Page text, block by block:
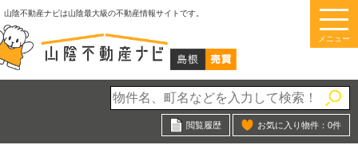
このページの本文へ
山陰不動産ナビは山陰最大級の不動産情報サイトです。
メニュー
閲覧履歴 お気に入り物件： 0件